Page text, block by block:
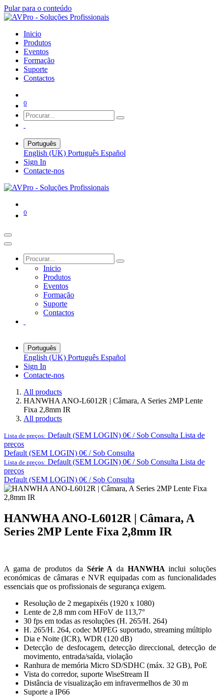
Pular para o conteúdo
Inicio
Produtos
Eventos
Formação
Suporte
Contactos
0
Português
English (UK) Português Español
Sign In
Contacte-nos
0
Inicio
Produtos
Eventos
Formação
Suporte
Contactos
Português
English (UK) Português Español
Sign In
Contacte-nos
All products
HANWHA ANO-L6012R | Câmara, A Series 2MP Lente
Fixa 2,8mm IR
All products
Lista de preços: Default (SEM LOGIN) 0€ / Sob Consulta Lista de
preços
Default (SEM LOGIN) 0€ / Sob Consulta
Lista de preços: Default (SEM LOGIN) 0€ / Sob Consulta Lista de
preços
Default (SEM LOGIN) 0€ / Sob Consulta
HANWHA ANO-L6012R | Câmara, A
Series 2MP Lente Fixa 2,8mm IR
A gama de produtos da Série A da HANWHAinclui soluções
económicas de câmaras e NVR equipadas com as funcionalidades
essenciais que os profissionais de segurança exigem.
Resolução de 2 megapixéis (1920 x 1080)
Lente de 2,8 mm com HFoV de 113,7°
30 fps em todas as resoluções (H. 265/H. 264)
H. 265/H. 264, codec MJPEG suportado, streaming múltiplo
Dia e Noite (ICR), WDR (120 dB)
Detecção de desfocagem, detecção direccional, detecção de
movimento, entrada/saída, violação
Ranhura de memória Micro SD/SDHC (máx. 32 GB), PoE
Vista do corredor, suporte WiseStream II
Distância de visualização em infravermelhos de 30 m
Suporte a IP66